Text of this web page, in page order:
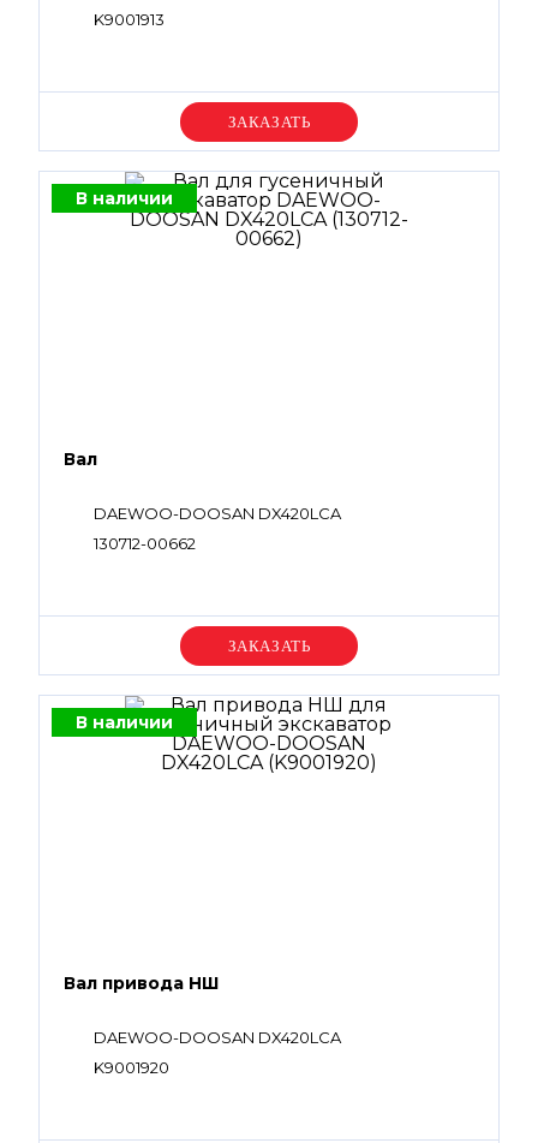
K9001913
Уточняйте цену
В наличии
Вал
DAEWOO-DOOSAN DX420LCA
130712-00662
Уточняйте цену
В наличии
Вал привода НШ
DAEWOO-DOOSAN DX420LCA
K9001920